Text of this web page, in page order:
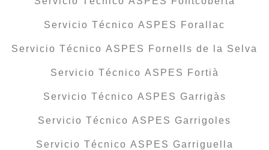
Servicio Técnico ASPES Forallac
Servicio Técnico ASPES Fornells de la Selva
Servicio Técnico ASPES Fortià
Servicio Técnico ASPES Garrigàs
Servicio Técnico ASPES Garrigoles
Servicio Técnico ASPES Garriguella